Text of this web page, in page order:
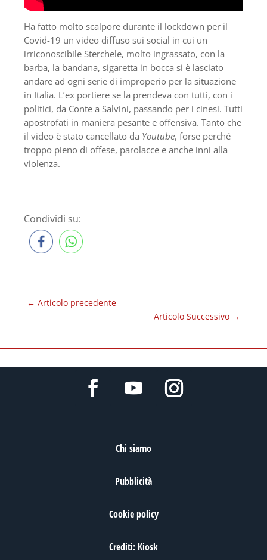
Ha fatto molto scalpore durante il lockdown per il
Covid-19 un video diffuso sui social in cui un
irriconoscibile Sterchele, molto ingrassato, con la
barba, la bandana, sigaretta in bocca si è lasciato
andare ad ogni serie di improperio per la situazione
in Italia. L’ex portiere se la prendeva con tutti, con i
politici, da Conte a Salvini, passando per i cinesi. Tutti
apostrofati in maniera pesante e offensiva. Tanto che
il video è stato cancellato da Youtube, forse perché
troppo pieno di offese, parolacce e anche inni alla
violenza.
Condividi su:
← Articolo precedente
Articolo Successivo →
Chi siamo
Pubblicità
Cookie policy
Crediti: Kiosk